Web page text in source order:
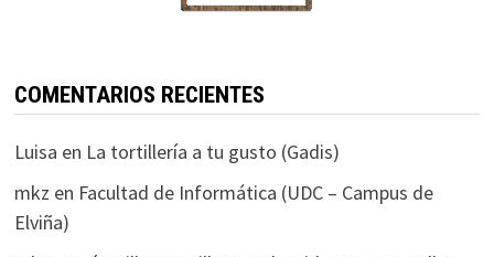
COMENTARIOS RECIENTES
Luisa en La tortillería a tu gusto (Gadis)
mkz en Facultad de Informática (UDC – Campus de
Elviña)